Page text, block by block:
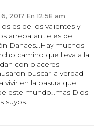
2017 En 12:58 am
es de los valientes y
arrebatan…eres de
Danaes…Hay muchos
camino que lleva a la
con placeres
buscar la verdad
vivir en la basura que
este mundo…mas Dios
suyos.